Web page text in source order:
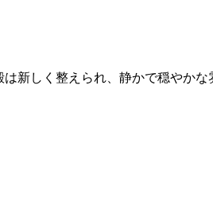
新しく整えられ、静かで穏やか